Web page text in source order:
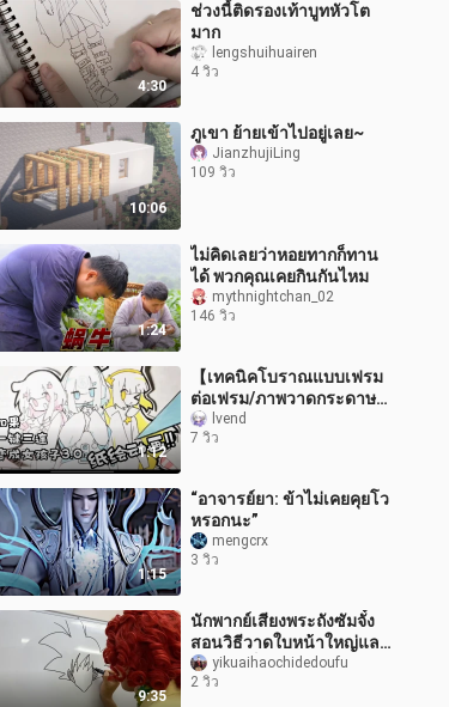
4:30
ช่วงนี้ติดรองเท้าบูทหัวโต
มาก
lengshuihuairen
4 วิว
10:06
ภูเขา ย้ายเข้าไปอยู่เลย~
JianzhujiLing
109 วิว
1:24
ไม่คิดเลยว่าหอยทากก็ทาน
ได้ พวกคุณเคยกินกันไหม
mythnightchan_02
146 วิว
1:12
【เทคนิคโบราณแบบเฟรม
ต่อเฟรม/ภาพวาดกระดาษ/
มีมแอนิเมชัน】การบอกรัก
สุดสนุกจากคุณแม่ปุ่มไลก์-
lvend
7 วิว
1:15
“อาจารย์ยา: ข้าไม่เคยคุยโว
หรอกนะ”
mengcrx
3 วิว
9:35
นักพากย์เสียงพระถังซัมจั๋ง
สอนวิธีวาดใบหน้าใหญ่และ
ใบหน้าเล็กของดราก้อนบอล
yikuaihaochidedoufu
2 วิว